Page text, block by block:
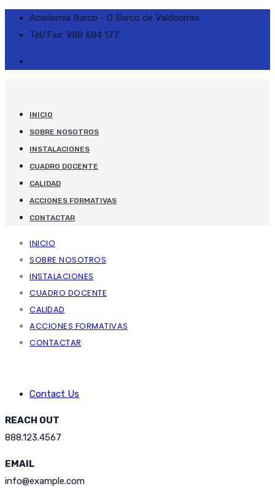
Academia Barco - O Barco de Valdeorras
Tel/Fax: 988 684 177
INICIO
SOBRE NOSOTROS
INSTALACIONES
CUADRO DOCENTE
CALIDAD
ACCIONES FORMATIVAS
CONTACTAR
INICIO
SOBRE NOSOTROS
INSTALACIONES
CUADRO DOCENTE
CALIDAD
ACCIONES FORMATIVAS
CONTACTAR
Contact Us
REACH OUT
888.123.4567
EMAIL
info@example.com